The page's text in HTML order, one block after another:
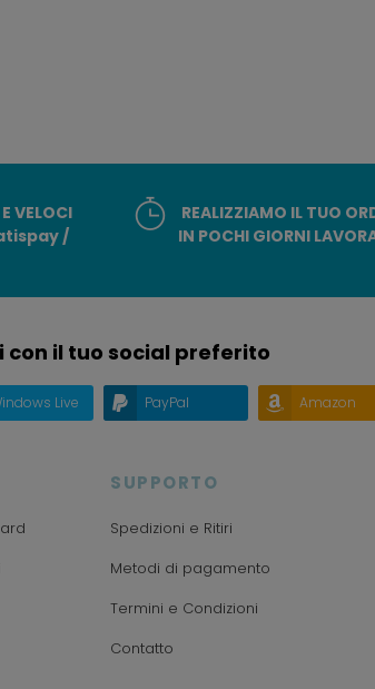
VELOCI
/
REALIZZIAMO IL TUO
IN POCHI GIORNI
con il tuo social preferito
Live PayPal Amazon
SUPPORTO
Spedizioni e Ritiri
Metodi di pagamento
Termini e Condizioni
Contatto